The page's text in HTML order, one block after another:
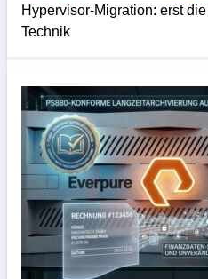
Hypervisor-Migration: erst
Technik